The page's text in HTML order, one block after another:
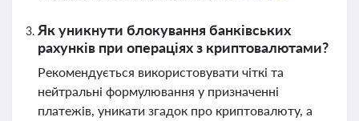
Як уникнути блокування банківських
рахунків при операціях з криптовалютами?
Рекомендується використовувати чіткі та
нейтральні формулювання у призначенні
платежів, уникати згадок про криптовалюту, а